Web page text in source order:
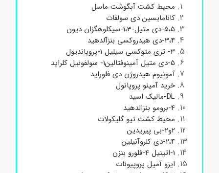
محیط کشت آبگوشت ماسل
کانامایسین دی سولفات
5،5-دی متیل-1،3-سیکلوهگزان دیون
3،4-دی هیدروکسی بنزآلدهید
3- تری متوکسی سیلیل 1-پروپاندیول
5-دی متیل آمینوفتالین1- سولفونیل کلراید
آمونیوم هیدروژن دی فلوراید
خرید آمینو پروپانول
DL-مالیک اسید
4-برومو بنزالدهید
محیط کشت تیو گلیکولات
2و2-بی پیریدین
2،4-دی کلروآنیلین
1-اتینیل 4-فلورو بنزن
ایزو آمیل پروپیونات